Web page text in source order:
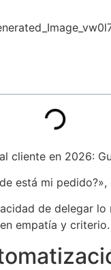
cliente en 2026:
está mi
de delegar
empatía y criterio.